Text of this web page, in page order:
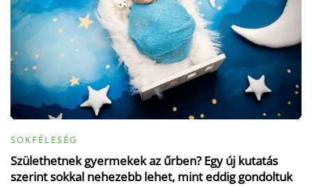
SOKFÉLESÉG
Születhetnek gyermekek az űrben? Egy új kutatás
szerint sokkal nehezebb lehet, mint eddig gondoltuk